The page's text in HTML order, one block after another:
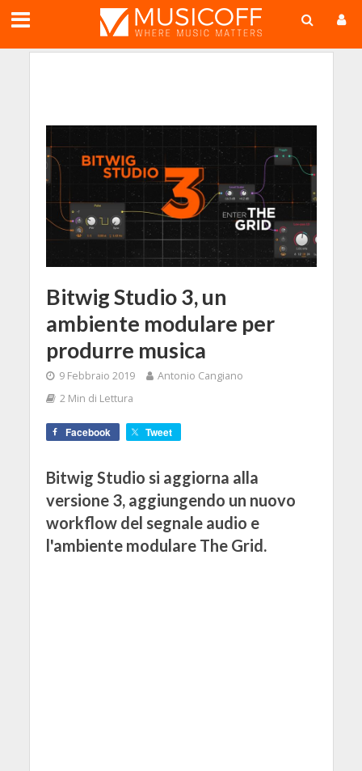
Bitwig Studio 3, un
ambiente modulare per
produrre musica
9 Febbraio 2019
Antonio Cangiano
2 Min di Lettura
Facebook Tweet
Bitwig Studio si aggiorna alla
versione 3, aggiungendo un nuovo
workflow del segnale audio e
l'ambiente modulare The Grid.